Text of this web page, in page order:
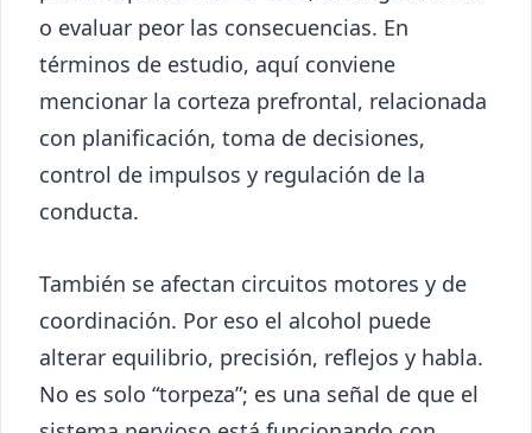
o evaluar peor las consecuencias. En
términos de estudio, aquí conviene
mencionar la corteza prefrontal, relacionada
con planificación, toma de decisiones,
control de impulsos y regulación de la
conducta.
También se afectan circuitos motores y de
coordinación. Por eso el alcohol puede
alterar equilibrio, precisión, reflejos y habla.
No es solo “torpeza”; es una señal de que el